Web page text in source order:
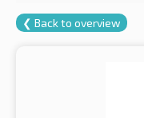
❮ Back to overview